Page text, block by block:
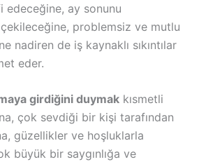
edeceğine, ay sonunu
problemsiz ve mutlu
nadiren de iş kaynaklı sıkıntılar
eder.
girdiğini duymakkısmetli
çok sevdiği bir kişi tarafından
güzellikler ve hoşluklarla
büyük bir saygınlığa ve